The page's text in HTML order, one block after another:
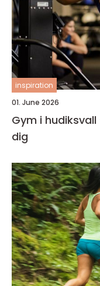
inspiration
01. June 2026
Gym i hudiksvall så hittar du rätt träning för
dig